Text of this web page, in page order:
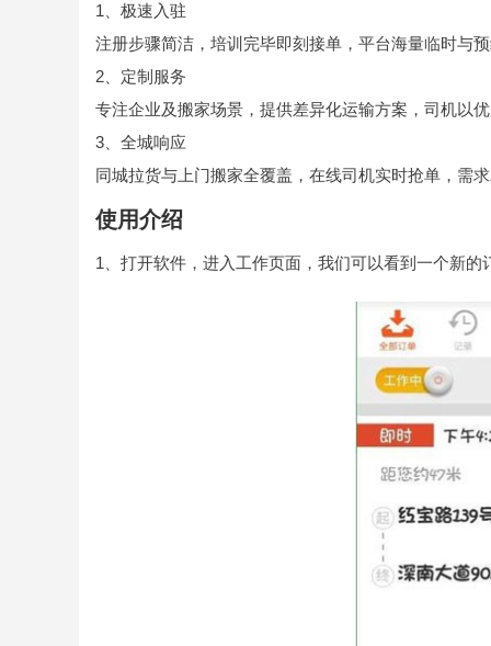
1、极速入驻
注册步骤简洁，培训完毕即刻接单，平台海量临时与
2、定制服务
专注企业及搬家场景，提供差异化运输方案，司机以
3、全城响应
同城拉货与上门搬家全覆盖，在线司机实时抢单，需
使用介绍
1、打开软件，进入工作页面，我们可以看到一个新的